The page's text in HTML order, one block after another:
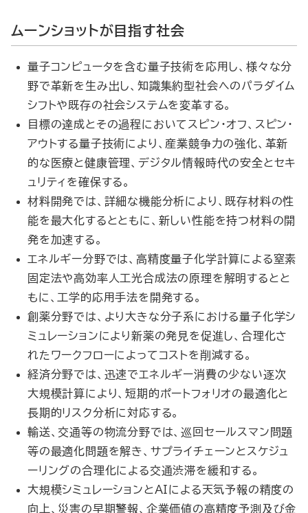
ムーンショットが目指す社会
量子コンピュータを含む量子技術を応用し、様々な分
野で革新を生み出し、知識集約型社会へのパラダイム
シフトや既存の社会システムを変革する。
目標の達成とその過程においてスピン・オフ、スピン・
アウトする量子技術により、産業競争力の強化、革新
的な医療と健康管理、デジタル情報時代の安全とセキ
ュリティを確保する。
材料開発では、詳細な機能分析により、既存材料の性
能を最大化するとともに、新しい性能を持つ材料の開
発を加速する。
エネルギー分野では、高精度量子化学計算による窒素
固定法や高効率人工光合成法の原理を解明するとと
もに、工学的応用手法を開発する。
創薬分野では、より大きな分子系における量子化学シ
ミュレーションにより新薬の発見を促進し、合理化さ
れたワークフローによってコストを削減する。
経済分野では、迅速でエネルギー消費の少ない逐次
大規模計算により、短期的ポートフォリオの最適化と
長期的リスク分析に対応する。
輸送、交通等の物流分野では、巡回セールスマン問題
等の最適化問題を解き、サプライチェーンとスケジュ
ーリングの合理化による交通渋滞を緩和する。
大規模シミュレーションとAIによる天気予報の精度の
向上、災害の早期警報、企業価値の高精度予測及び金